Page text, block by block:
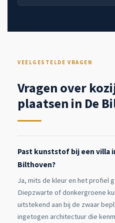
VEELGESTELDE VRAGEN
Vragen over
plaatsen in De
Past kunststof bij een villa
Bilthoven?
Ja, mits de kleur en het profiel
Diepzwarte of donkergroene
uitstekend aan bij de zwaar
ingetogen architectuur die